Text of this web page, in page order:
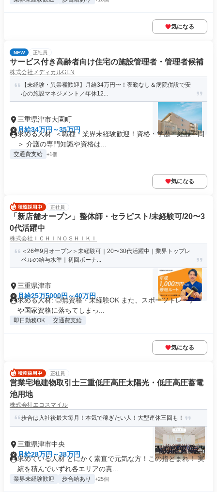
気になる
NEW 正社員
サービス付き高齢者向け住宅の施設管理者・管理者候補
株式会社メディカルGEN
【未経験・異業種歓迎】月給34万円〜！夜勤なし＆病院併設で安
心の施設マネジメント／年休12...
三重県津市大園町
月給34万円～35万円
求める人材: ＜職種・業界未経験歓迎！資格・学歴・経歴不問
＞ 介護の専門知識や資格は...
交通費支給 +1個
気になる
正社員
「新店舗オープン」整体師・セラピスト/未経験可/20〜3
0代活躍中
株式会社ＩＣＨＩＮＯＳＨＩＫＩ
＜26年9月オープン＞未経験可｜20〜30代活躍中｜業界トップレ
ベルの給与水準｜初回ボーナ...
三重県津市
月給25万5000円～40万円
求める人材: ◎無資格・未経験OK また、スポーツトレーナー
や国家資格に落ちてしまっ...
即日勤務OK 交通費支給
気になる
正社員
営業宅地建物取引士三重低圧高圧太陽光・低圧高圧蓄電
池用地
株式会社エコスマイル
歩合は入社後最大毎月！本気で稼ぎたい人！大型連休三回も！
三重県津市中央
月給28万円～38万円
求めている人材 とにかく素直で元気な方！この指とまれ！ 実
績を積んでいずれ各エリアの責...
業界未経験歓迎 歩合給あり +25個